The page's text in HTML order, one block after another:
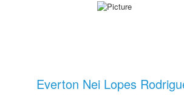
Everton Nei Lopes